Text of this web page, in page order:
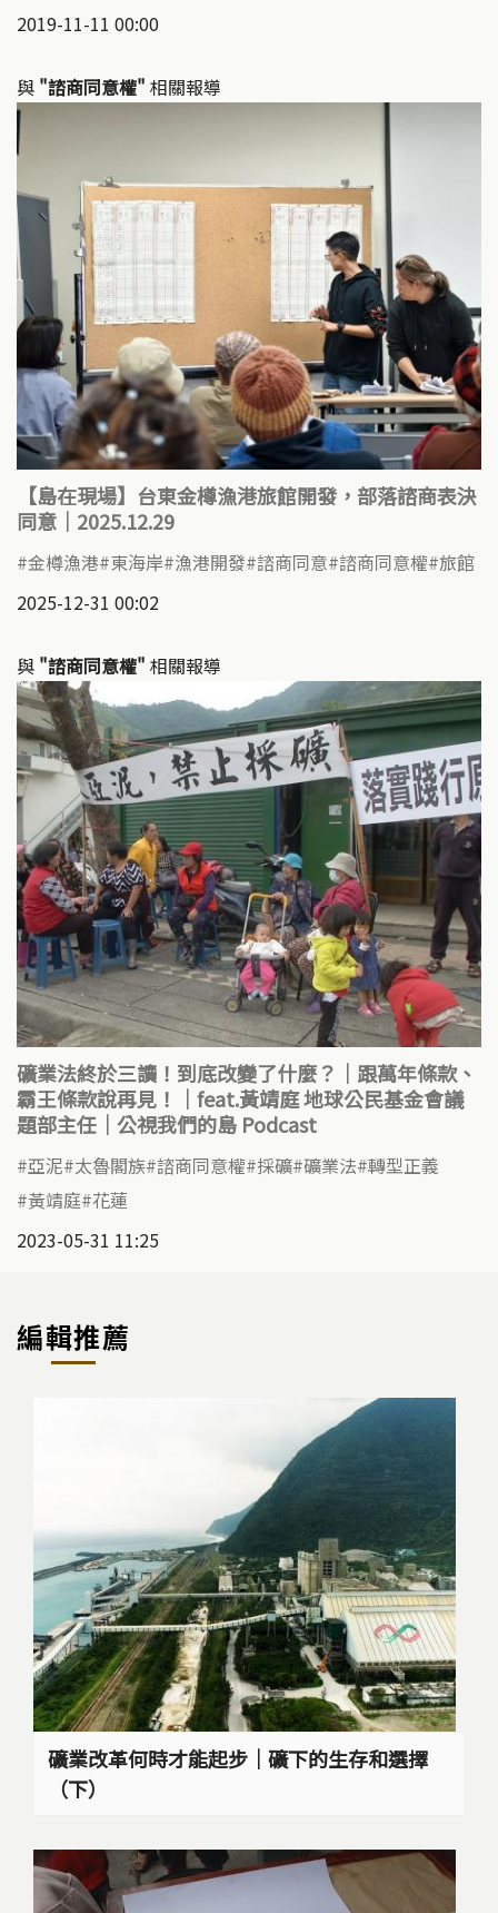
2019-11-11 00:00
與 "諮商同意權" 相關報導
【島在現場】台東金樽漁港旅館開發，部落諮商表決
同意｜2025.12.29
金樽漁港 東海岸 漁港開發 諮商同意 諮商同意權 旅館
2025-12-31 00:02
與 "諮商同意權" 相關報導
礦業法終於三讀！到底改變了什麼？｜跟萬年條款、
霸王條款說再見！｜feat.黃靖庭 地球公民基金會議
題部主任｜公視我們的島 Podcast
亞泥 太魯閣族 諮商同意權 採礦 礦業法 轉型正義
黃靖庭 花蓮
2023-05-31 11:25
編輯推薦
礦業改革何時才能起步｜礦下的生存和選擇
（下）